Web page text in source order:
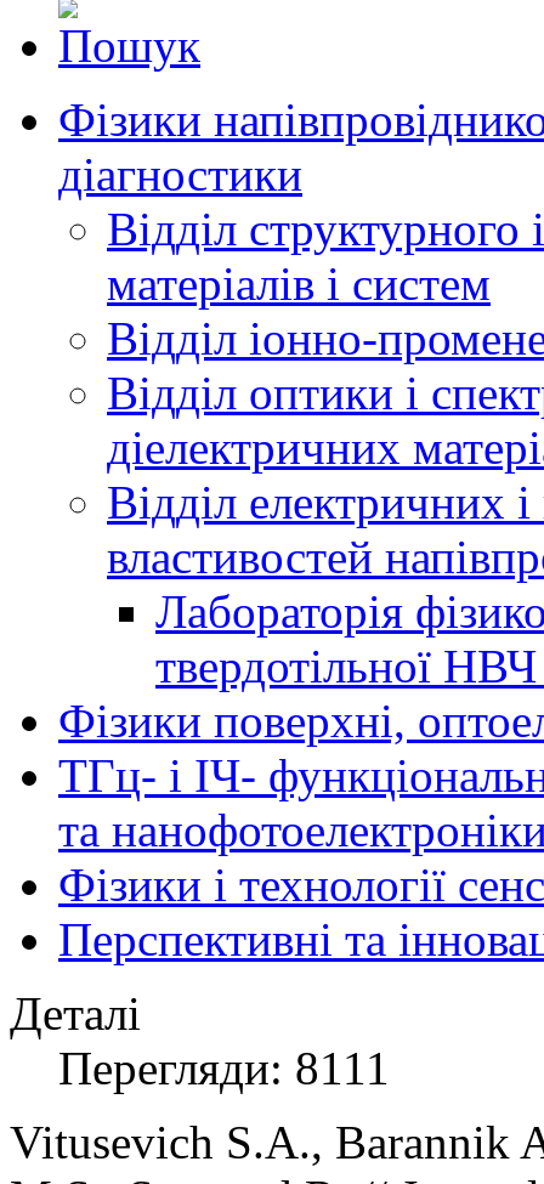
Фізики
діагностики
Відділ структурного
матеріалів і систем
Відділ іонно-
Відділ оптики і
діелектричних
Відділ електричних
властивостей
Лабораторія
твердотільної
Фізики поверхні,
ТГц- і ІЧ-
та
Фізики і технології
Перспективні та
Деталі
Перегляди: 8111
Vitusevich S.A., Barannik